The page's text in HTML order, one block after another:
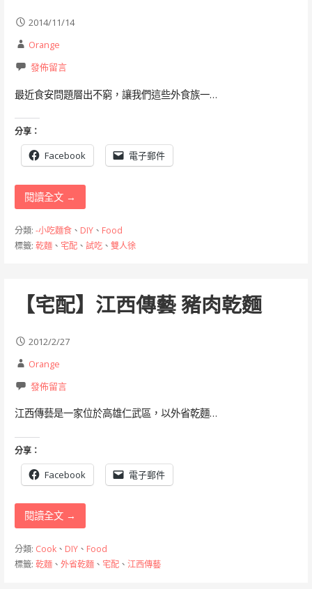
2014/11/14
Orange
發佈留言
最近食安問題層出不窮，讓我們這些外食族一…
分享：
Facebook 電子郵件
閱讀全文 →
分類: -小吃麵食、 DIY、 Food
標籤: 乾麵、 宅配、 試吃、 雙人徐
【宅配】江西傳藝 豬肉乾麵
2012/2/27
Orange
發佈留言
江西傳藝是一家位於高雄仁武區，以外省乾麵…
分享：
Facebook 電子郵件
閱讀全文 →
分類: Cook、 DIY、 Food
標籤: 乾麵、 外省乾麵、 宅配、 江西傳藝